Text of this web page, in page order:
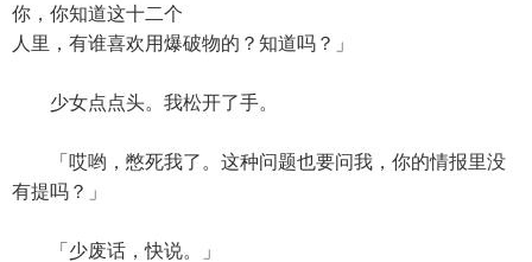
你，你知道这十二个
人里，有谁喜欢用爆破物的？知道吗？」
少女点点头。我松开了手。
「哎哟，憋死我了。这种问题也要问我，你的情报里没
有提吗？」
「少废话，快说。」